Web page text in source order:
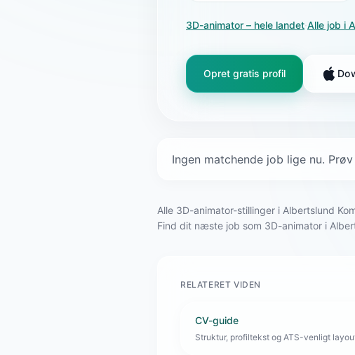
3D-animator – hele landet·Alle job i
Opret gratis profil
Ingen matchende job lige nu.
Alle 3D-animator-stillinger i Albertslund
Find dit næste job som 3D-animator i
RELATERET VIDEN
CV-guide
Struktur, profiltekst og ATS-venligt